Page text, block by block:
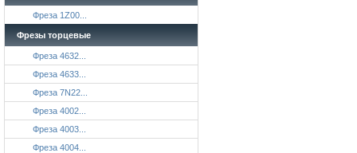
Фреза 1Z00...
Фрезы торцевые
Фреза 4632...
Фреза 4633...
Фреза 7N22...
Фреза 4002...
Фреза 4003...
Фреза 4004...